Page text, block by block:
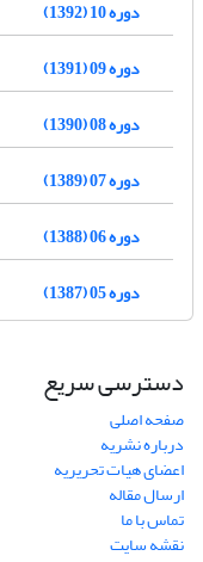
دوره 10 (1392)
دوره 09 (1391)
دوره 08 (1390)
دوره 07 (1389)
دوره 06 (1388)
دوره 05 (1387)
دسترسی سریع
صفحه اصلی
درباره نشریه
اعضای هیات تحریریه
ارسال مقاله
تماس با ما
نقشه سایت